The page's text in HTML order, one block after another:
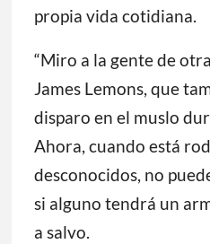
propia vida cotidiana.
“Miro a la gente de
James Lemons, que
disparo en el muslo
Ahora, cuando está
desconocidos, no
si alguno tendrá un
a salvo.